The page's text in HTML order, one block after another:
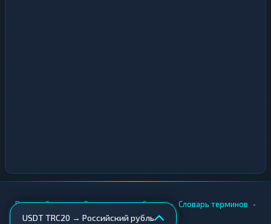
USDT TRC20 → Российский рубль
Вики • Города • Безопасность обмена • Словарь терминов •
AML-проверка